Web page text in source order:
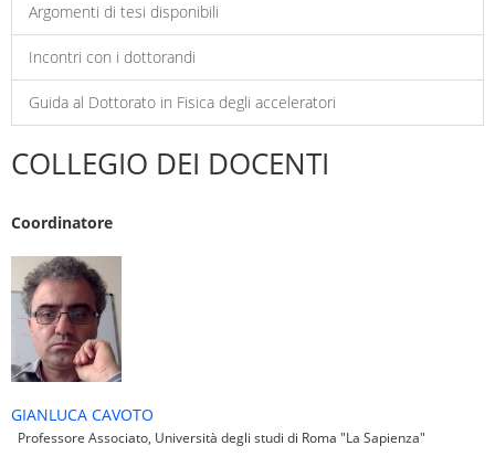
Argomenti di tesi disponibili
Incontri con i dottorandi
Guida al Dottorato in Fisica degli acceleratori
COLLEGIO DEI DOCENTI
Coordinatore
GIANLUCA CAVOTO
Professore Associato, Università degli studi di Roma "La Sapienza"